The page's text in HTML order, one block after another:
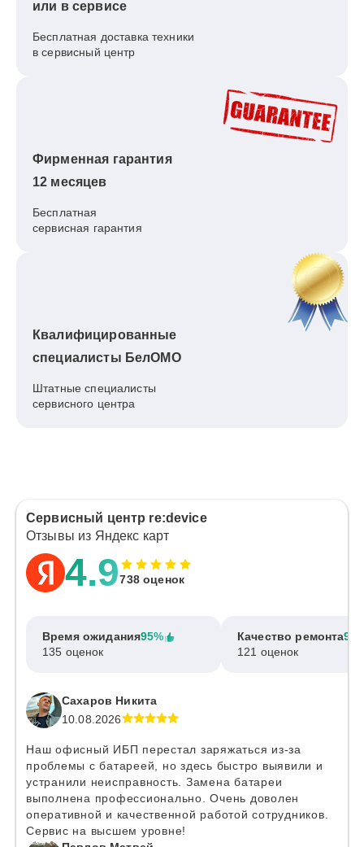
или в сервисе
Бесплатная доставка техники
в сервисный центр
Фирменная гарантия
12 месяцев
Бесплатная
сервисная гарантия
Квалифицированные
специалисты БелОМО
Штатные специалисты
сервисного центра
Сервисный центр re:device
Отзывы из Яндекс карт
4.9738 оценок
Время ожидания95%
135 оценок
Качество ремонта
121 оценок
Сахаров Никита
10.08.2026
Наш офисный ИБП перестал заряжаться из-за
проблемы с батареей, но здесь быстро выявили и
устранили неисправность. Замена батареи
выполнена профессионально. Очень доволен
оперативной и качественной работой сотрудников.
Сервис на высшем уровне!